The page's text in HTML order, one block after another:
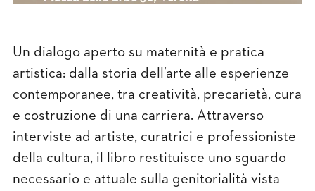
Un dialogo aperto su maternità e pratica
artistica: dalla storia dell’arte alle esperienze
contemporanee, tra creatività, precarietà, cura
e costruzione di una carriera. Attraverso
interviste ad artiste, curatrici e professioniste
della cultura, il libro restituisce uno sguardo
necessario e attuale sulla genitorialità vista